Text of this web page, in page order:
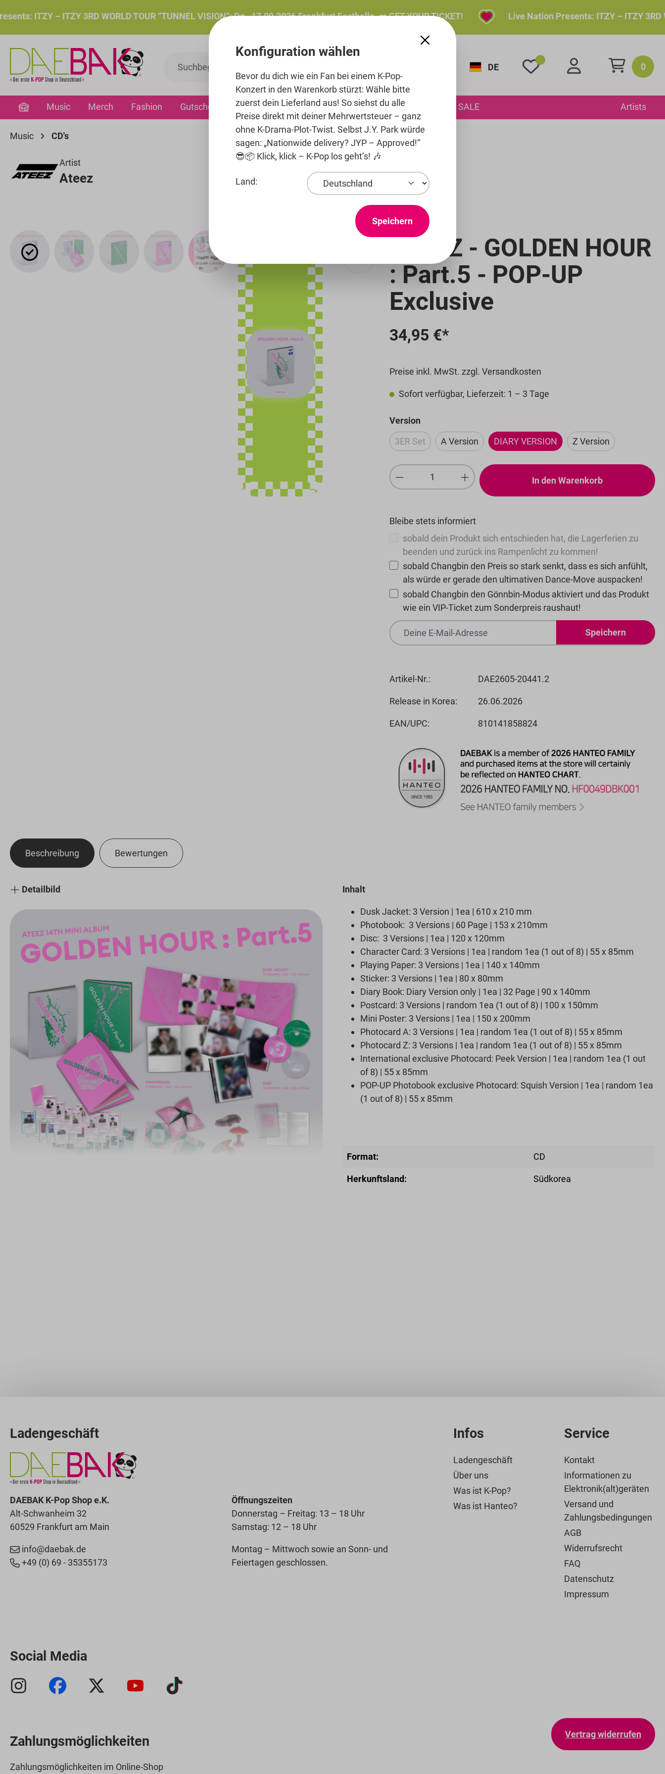
Zur Hauptnavigation springen
ITZY – ITZY 3RD WORLD TOUR “TUNNEL VISION”: Do., 17.09.2026 Frankfurt Festhalle. ➡️ GET YOUR TICKET! Live Nation Presents: ITZY – ITZY 3RD
DE 0
Music Merch Fashion Gutscheine Beauty Pre-Order Printmedien SALE Artists
Music CD's
Artist
Ateez
Entertainment
Bildergalerie überspringen
ATEEZ - GOLDEN HOUR
: Part.5 - POP-UP
Exclusive
34,95 €*
Preise inkl. MwSt. zzgl. Versandkosten
Sofort verfügbar, Lieferzeit: 1 – 3 Tage
Version
3ER Set(Diese Option ist zurzeit nicht verfügbar.)
A Version DIARY VERSION Z Version
Produkt Anzahl: Gib den gewünschten Wert
In den Warenkorb
Bleibe stets informiert
sobald dein Produkt sich entschieden hat, die Lagerferien zu
beenden und zurück ins Rampenlicht zu kommen!
sobald Changbin den Preis so stark senkt, dass es sich anfühlt,
als würde er gerade den ultimativen Dance-Move auspacken!
sobald Changbin den Gönnbin-Modus aktiviert und das Produkt
wie ein VIP-Ticket zum Sonderpreis raushaut!
Speichern
Artikel-Nr.: DAE2605-20441.2
Release in Korea: 26.06.2026
EAN/UPC: 810141858824
Beschreibung Bewertungen
Detailbild Inhalt
Dusk Jacket: 3 Version | 1ea | 610 x 210 mm
Photobook: 3 Versions | 60 Page | 153 x 210mm
Disc: 3 Versions | 1ea | 120 x 120mm
Character Card: 3 Versions | 1ea | random 1ea (1 out of 8) | 55 x 85mm
Playing Paper: 3 Versions | 1ea | 140 x 140mm
Sticker: 3 Versions | 1ea | 80 x 80mm
Diary Book: Diary Version only | 1ea | 32 Page | 90 x 140mm
Postcard: 3 Versions | random 1ea (1 out of 8) | 100 x 150mm
Mini Poster: 3 Versions | 1ea | 150 x 200mm
Photocard A: 3 Versions | 1ea | random 1ea (1 out of 8) | 55 x 85mm
Photocard Z: 3 Versions | 1ea | random 1ea (1 out of 8) | 55 x 85mm
International exclusive Photocard: Peek Version | 1ea | random 1ea (1 out
of 8) | 55 x 85mm
POP-UP Photobook exclusive Photocard: Squish Version | 1ea | random 1ea
(1 out of 8) | 55 x 85mm
Format: CD
Herkunftsland: Südkorea
Ladengeschäft
DAEBAK K-Pop Shop e.K.
Alt-Schwanheim 32
60529 Frankfurt am Main
info@daebak.de
+49 (0) 69 - 35355173
Öffnungszeiten
Donnerstag – Freitag: 13 – 18 Uhr
Samstag: 12 – 18 Uhr
Montag – Mittwoch sowie an Sonn- und
Feiertagen geschlossen.
Infos
Ladengeschäft
Über uns
Was ist K-Pop?
Was ist Hanteo?
Service
Kontakt
Informationen zu
Elektronik(alt)geräten
Versand und
Zahlungsbedingungen
AGB
Widerrufsrecht
FAQ
Datenschutz
Impressum
Social Media
Zahlungsmöglichkeiten
Zahlungsmöglichkeiten im Online-Shop
Vertrag widerrufen
Konfiguration wählen
Bevor du dich wie ein Fan bei einem K-Pop-
Konzert in den Warenkorb stürzt: Wähle bitte
zuerst dein Lieferland aus! So siehst du alle
Preise direkt mit deiner Mehrwertsteuer – ganz
ohne K-Drama-Plot-Twist. Selbst J.Y. Park würde
sagen: „Nationwide delivery? JYP – Approved!“
😎📦 Klick, klick – K-Pop los geht’s! 🎶
Land:
Speichern